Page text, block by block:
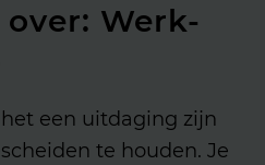
Werk-
een uitdaging zijn
te houden. Je